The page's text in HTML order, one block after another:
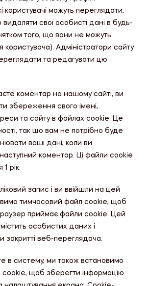
користувачі можуть переглядати,
свої особисті дані в будь-
того, що вони не можуть
користувача). Адміністратори сайту
та редагувати цю
коментар на нашому сайті, ви
збереження свого імені,
та сайту в файлах cookie. Це
так що вам не потрібно буде
ваші дані, коли ви
коментар. Ці файли cookie
1 рік.
запис і ви ввійшли на цей
тимчасовий файл cookie, щоб
приймає файли cookie. Цей
особистих даних і
закритті веб-переглядача.
в систему, ми також встановимо
cookie, щоб зберегти інформацію